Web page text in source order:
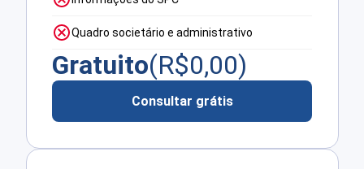
Quadro societário e administrativo
Gratuito(R$0,00)
Consultar grátis